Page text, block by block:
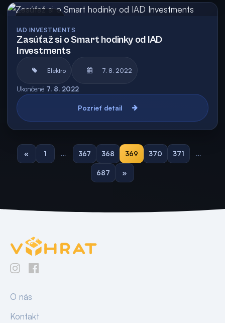
IAD INVESTMENTS
Zasúťaž si o Smart hodinky od IAD
Investments
Elektro 7. 8. 2022
Ukončené 7. 8. 2022
Pozrieť detail
« 1 … 367 368 369 370 371 …
687 »
O nás
Kontakt